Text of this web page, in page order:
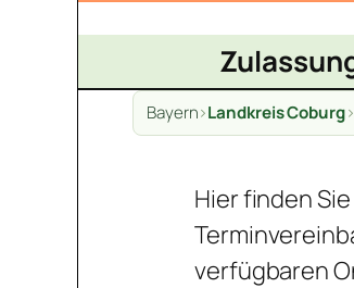
Bayern>Landkreis Coburg>
Hier finden
verfügbaren